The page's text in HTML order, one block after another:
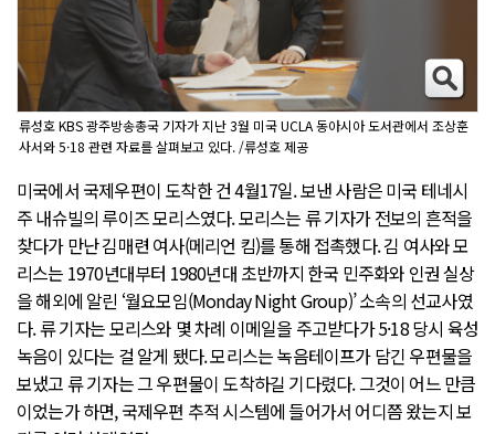
류성호 KBS 광주방송총국 기자가 지난 3월 미국 UCLA 동아시아 도서관에서 조상훈
사서와 5·18 관련 자료를 살펴보고 있다. /류성호 제공
미국에서 국제우편이 도착한 건 4월17일. 보낸 사람은 미국 테네시
주 내슈빌의 루이즈 모리스였다. 모리스는 류 기자가 전보의 흔적을
찾다가 만난 김매련 여사(메리언 킴)를 통해 접촉했다. 김 여사와 모
리스는 1970년대부터 1980년대 초반까지 한국 민주화와 인권 실상
을 해외에 알린 ‘월요모임(Monday Night Group)’ 소속의 선교사였
다. 류 기자는 모리스와 몇 차례 이메일을 주고받다가 5·18 당시 육성
녹음이 있다는 걸 알게 됐다. 모리스는 녹음테이프가 담긴 우편물을
보냈고 류 기자는 그 우편물이 도착하길 기다렸다. 그것이 어느 만큼
이었는가 하면, 국제우편 추적 시스템에 들어가서 어디쯤 왔는지 보